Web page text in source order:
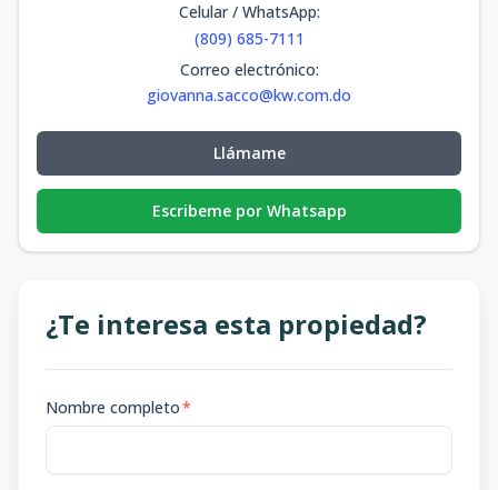
Celular / WhatsApp:
(809) 685-7111
Correo electrónico:
giovanna.sacco@kw.com.do
Llámame
Escribeme por Whatsapp
¿Te interesa esta propiedad?
Nombre completo*